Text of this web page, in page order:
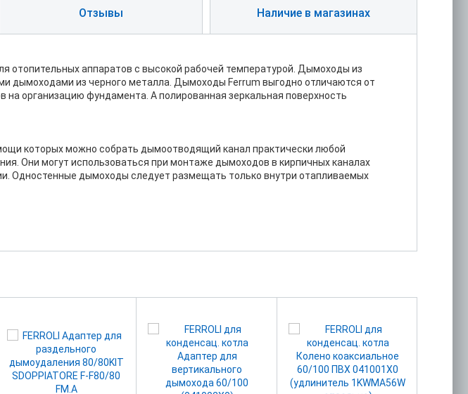
Отзывы Наличие в магазинах
аппаратов с высокой рабочей температурой. Дымоходы из
дымоходами из черного металла. Дымоходы Ferrum выгодно отличаются от
организацию фундамента. А полированная зеркальная поверхность
которых можно собрать дымоотводящий канал практически любой
Они могут использоваться при монтаже дымоходов в кирпичных каналах
Одностенные дымоходы следует размещать только внутри отапливаемых